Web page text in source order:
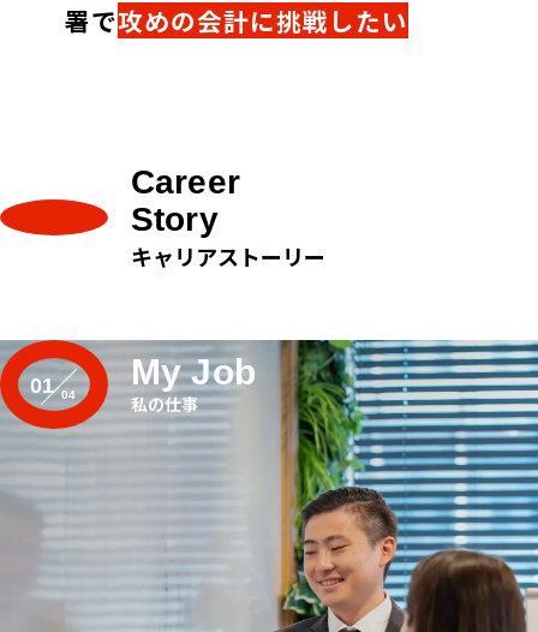
署で攻めの会計に挑戦したい
Career
Story
キャリアストーリー
01 My Job
私の仕事